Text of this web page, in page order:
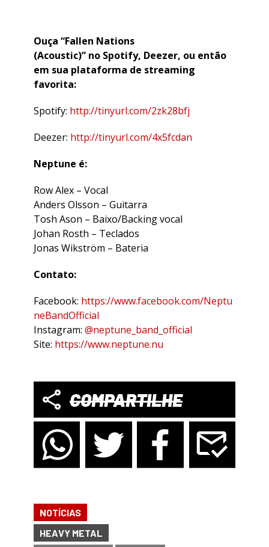
Ouça “Fallen Nations
(Acoustic)” no Spotify, Deezer, ou então
em sua plataforma de streaming
favorita:
Spotify: http://tinyurl.com/2zk28bfj
Deezer: http://tinyurl.com/4x5fcdan
Neptune é:
Row Alex – Vocal
Anders Olsson – Guitarra
Tosh Ason – Baixo/Backing vocal
Johan Rosth – Teclados
Jonas Wikström – Bateria
Contato:
Facebook: https://www.facebook.com/Neptu
neBandOfficial
Instagram: @neptune_band_official
Site: https://www.neptune.nu
COMPARTILHE
NOTÍCIAS
HEAVY METAL